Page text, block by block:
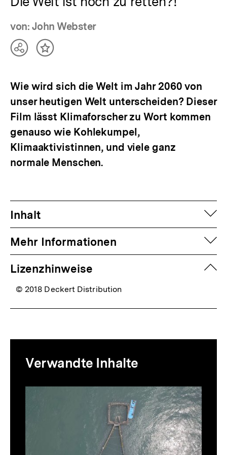
von: John Webster
TeilenInhalt
Wie wird sich die Welt im Jahr 2060 von
unser heutigen Welt unterscheiden? Dieser
Film lässt Klimaforscher zu Wort kommen
genauso wie Kohlekumpel,
Klimaaktivistinnen, und viele ganz
normale Menschen.
Inhalt
Mehr Informationen
Lizenzhinweise
© 2018 Deckert Distribution
zur
Thematik
Verwandte Inhalte